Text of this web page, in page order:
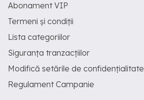
Abonament VIP
Termeni și condiții
Lista categoriilor
Siguranța tranzacțiilor
Modifică setările de confidențialitate
Regulament Campanie